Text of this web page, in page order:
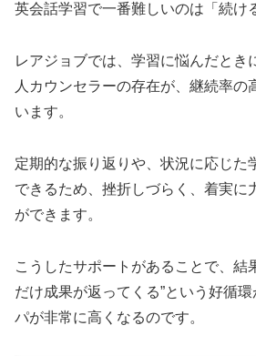
英会話学習で一番難しいのは「続け
レアジョブでは、学習に悩んだとき
人カウンセラーの存在が、継続率の
います。
定期的な振り返りや、状況に応じた
できるため、挫折しづらく、着実に
ができます。
こうしたサポートがあることで、結
だけ成果が返ってくる”という好循
パが非常に高くなるのです。